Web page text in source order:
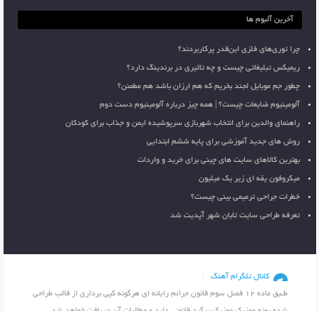
آخرین آلبوم ها
چرا توری‌های فلزی این‌قدر پرکاربردند؟
ریمیکس تبلیغاتی چیست و چه تاثیری در برندینگ دارد؟
چطور جم موبایل لجند بخریم که هم ارزان باشد هم مطمئن؟
آلومینیوم ضایعات چیست؟ | همه چیز درباره آلومینیوم دست دوم
راهنمای والدین برای انتخاب شهربازی سرپوشیده ایمن و جذاب برای کودکان
روش های جدید آموزشی برای پایه ششم ابتدایی
بهترین کالاهای سایت های چینی برای خرید و واردات
میکروفون یقه ای زیر یک میلیون
خطرات جراحی ترمیمی بینی چیست؟
تعرفه طراحی سایت تابان شهر آپدیت شد
کانال تلگرام آهنگ
طـبق ماده 12 فصل سوم قانون جرائم رایانه ای هرگونه کپی برداری از قالب طراحی